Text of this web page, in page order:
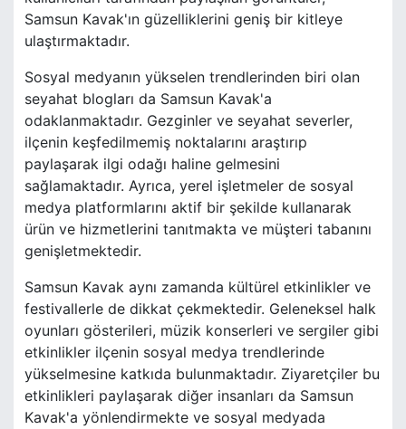
Samsun Kavak'ın güzelliklerini geniş bir kitleye
ulaştırmaktadır.
Sosyal medyanın yükselen trendlerinden biri olan
seyahat blogları da Samsun Kavak'a
odaklanmaktadır. Gezginler ve seyahat severler,
ilçenin keşfedilmemiş noktalarını araştırıp
paylaşarak ilgi odağı haline gelmesini
sağlamaktadır. Ayrıca, yerel işletmeler de sosyal
medya platformlarını aktif bir şekilde kullanarak
ürün ve hizmetlerini tanıtmakta ve müşteri tabanını
genişletmektedir.
Samsun Kavak aynı zamanda kültürel etkinlikler ve
festivallerle de dikkat çekmektedir. Geleneksel halk
oyunları gösterileri, müzik konserleri ve sergiler gibi
etkinlikler ilçenin sosyal medya trendlerinde
yükselmesine katkıda bulunmaktadır. Ziyaretçiler bu
etkinlikleri paylaşarak diğer insanları da Samsun
Kavak'a yönlendirmekte ve sosyal medyada